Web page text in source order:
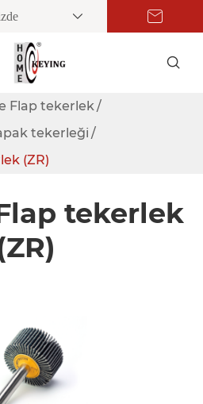
Flap tekerlek
tekerleği
(ZR)
tekerlek